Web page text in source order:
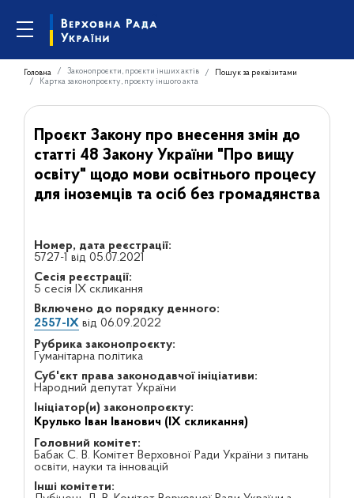
Головна Законопроєкти, проєкти інших актів
Пошук за реквізитами
Картка законопроєкту, проєкту іншого акта
Проєкт Закону про внесення змін до
статті 48 Закону України "Про вищу
освіту" щодо мови освітнього процесу
для іноземців та осіб без громадянства
Номер, дата реєстрації:
5727-1 від 05.07.2021
Сесія реєстрації:
5 сесія IX скликання
Включено до порядку денного:
2557-IXвід 06.09.2022
Рубрика законопроєкту:
Гуманітарна політика
Суб'єкт права законодавчої ініціативи:
Народний депутат України
Ініціатор(и) законопроєкту:
Крулько Іван Іванович (IX скликання)
Головний комітет:
Бабак С. В. Комітет Верховної Ради України з питань
освіти, науки та інновацій
Інші комітети: